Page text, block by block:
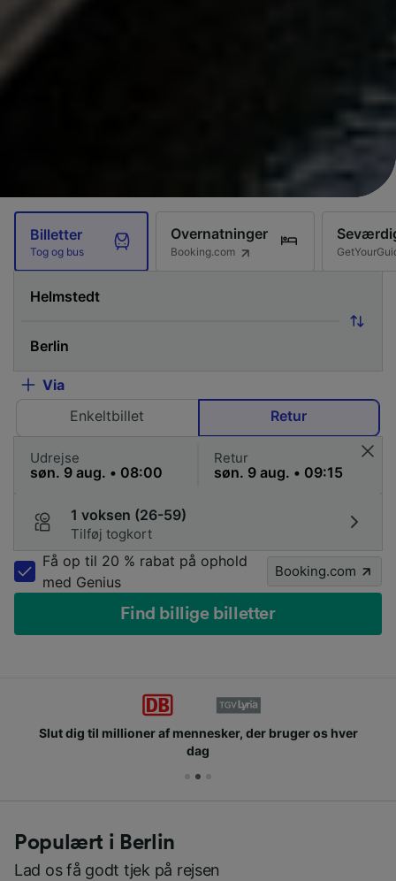
Billetter
Tog og bus
Overnatninger
Booking.com
Via
Enkeltbillet
Retur
Udrejse Retur
1 voksen (26-59)
Tilføj togkort
Få op til 20 % rabat på ophold
med Genius
Booking.com
Find billige billetter
Slut dig til millioner af mennesker, der bruger os hver
dag
Populært i Berlin
Lad os få godt tjek på rejsen